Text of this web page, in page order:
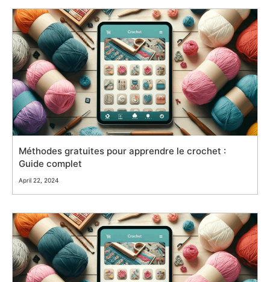
Méthodes gratuites pour apprendre le crochet :
Guide complet
April 22, 2024